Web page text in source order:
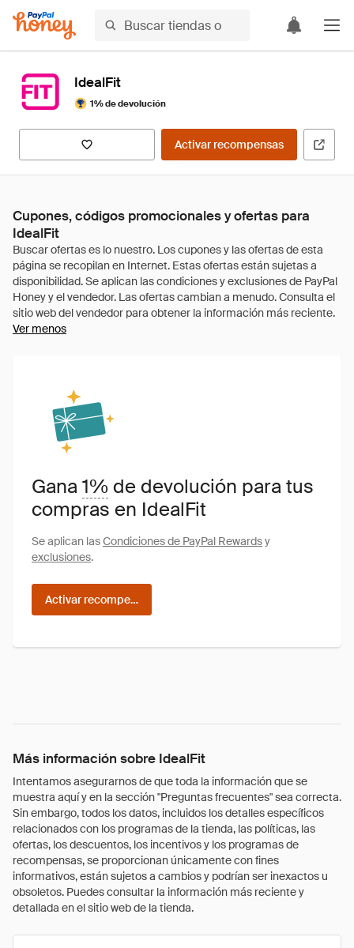
IdealFit
1% de devolución
Activar recompensas
Cupones, códigos promocionales y ofertas para
IdealFit
Ver menos
Gana1% de devolución para tus
compras en IdealFit
Se aplican lasCondiciones de PayPal Rewardsy
exclusiones.
Activar recompensas
Más información sobre IdealFit
Intentamos asegurarnos de que toda la información que se
muestra aquí y en la sección "Preguntas frecuentes" sea correcta.
Sin embargo, todos los datos, incluidos los detalles específicos
relacionados con los programas de la tienda, las políticas, las
ofertas, los descuentos, los incentivos y los programas de
recompensas, se proporcionan únicamente con fines
informativos, están sujetos a cambios y podrían ser inexactos u
obsoletos. Puedes consultar la información más reciente y
detallada en el sitio web de la tienda.